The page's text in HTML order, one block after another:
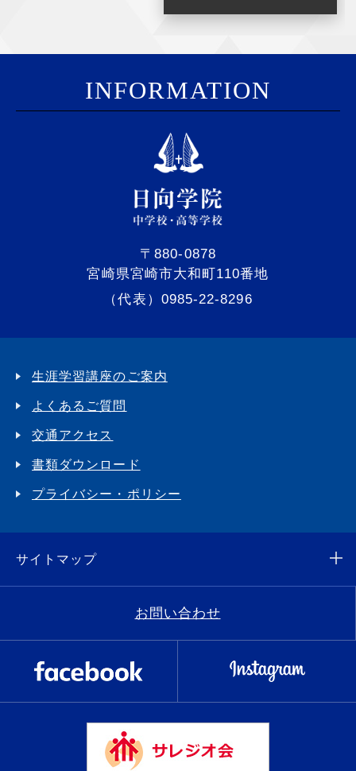
INFORMATION
〒880-0878
宮崎県宮崎市大和町110番地
（代表）0985-22-8296
生涯学習講座のご案内
よくあるご質問
交通アクセス
書類ダウンロード
プライバシー・ポリシー
サイトマップ
お問い合わせ